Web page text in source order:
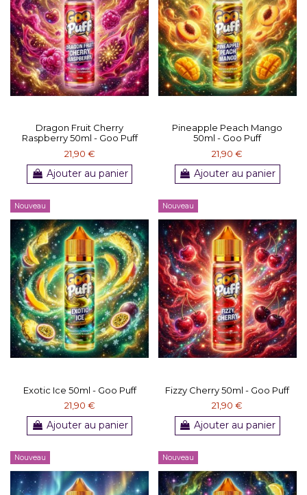
Dragon Fruit Cherry
Raspberry 50ml - Goo Puff
21,90 €
Ajouter au panier
Pineapple Peach Mango
50ml - Goo Puff
21,90 €
Ajouter au panier
Nouveau
Exotic Ice 50ml - Goo Puff
21,90 €
Ajouter au panier
Nouveau
Fizzy Cherry 50ml - Goo Puff
21,90 €
Ajouter au panier
Nouveau Nouveau